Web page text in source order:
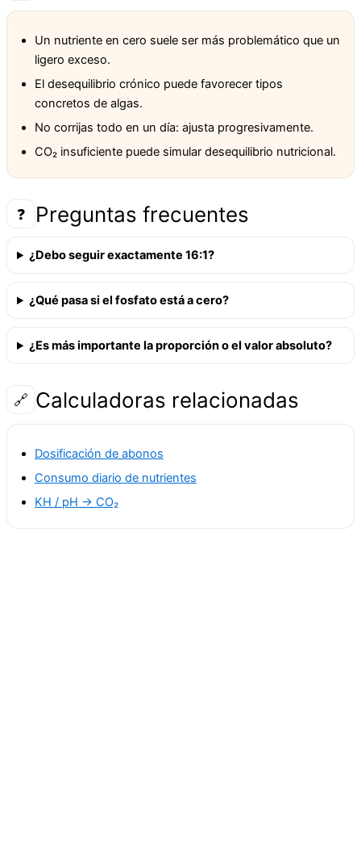
Un nutriente en cero suele ser más problemático que un
ligero exceso.
El desequilibrio crónico puede favorecer tipos
concretos de algas.
No corrijas todo en un día: ajusta progresivamente.
CO₂ insuficiente puede simular desequilibrio nutricional.
❓ Preguntas frecuentes
¿Debo seguir exactamente 16:1?
¿Qué pasa si el fosfato está a cero?
¿Es más importante la proporción o el valor absoluto?
🔗 Calculadoras relacionadas
Dosificación de abonos
Consumo diario de nutrientes
KH / pH → CO₂